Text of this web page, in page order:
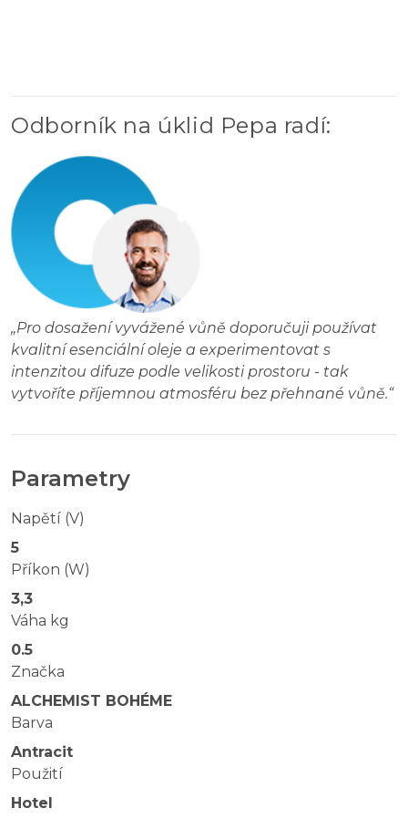
Odborník na úklid Pepa radí:
„Pro dosažení vyvážené vůně doporučuji používat
kvalitní esenciální oleje a experimentovat s
intenzitou difuze podle velikosti prostoru - tak
vytvoříte příjemnou atmosféru bez přehnané vůně.“
Parametry
Napětí (V)
5
Příkon (W)
3,3
Váha kg
0.5
Značka
ALCHEMIST BOHÉME
Barva
Antracit
Použití
Hotel